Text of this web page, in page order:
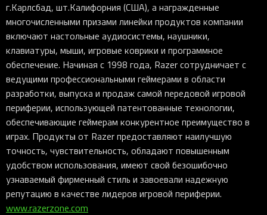
г.Карлсбад, шт.Калифорния (США), а награжденные
многочисленными призами линейки продуктов компании
включают настольные аудиосистемы, наушники,
клавиатуры, мыши, игровые коврики и программное
обеспечение. Начиная с 1998 года, Razer сотрудничает с
ведущими профессиональными геймерами в области
разработки, выпуска и продаж самой передовой игровой
периферии, использующей патентованные технологии,
обеспечивающие геймерам конкурентное преимущество в
играх. Продукты от Razer предоставляют наилучшую
точность, чувствительность, обладают повышенным
удобством использования, имеют свой безошибочно
узнаваемый фирменный стиль и завоевали надежную
репутацию в качестве лидеров игровой периферии.
www.razerzone.com